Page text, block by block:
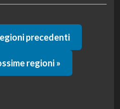
precedenti
regioni »